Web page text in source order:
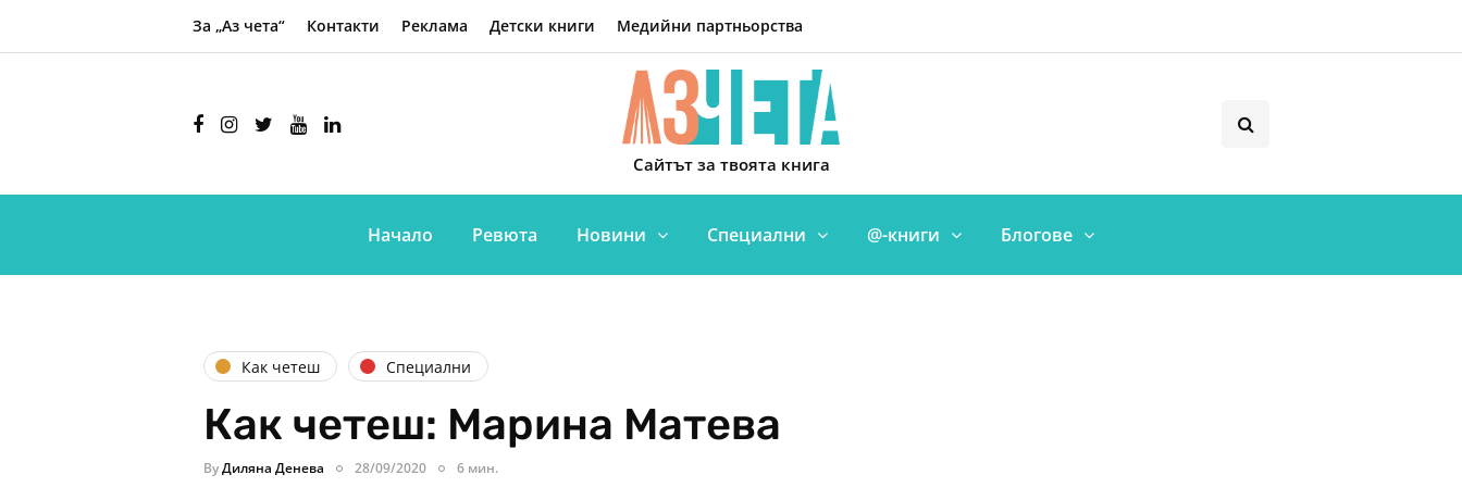
За „Аз чета“ Контакти Реклама Детски книги Медийни партньорства
Сайтът за твоята книга
Начало Ревюта Новини Специални @-книги Блогове
Как четеш Специални
Как четеш: Марина Матева
ByДиляна Денева 28/09/2020 6 мин.